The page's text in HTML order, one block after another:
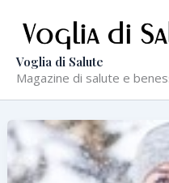
contenuto
Voglia di Salute
Magazine di salute e